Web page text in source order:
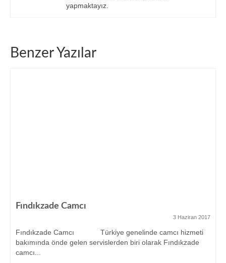
yapmaktayız.
Benzer Yazılar
Fındıkzade Camcı
3 Haziran 2017
Fındıkzade Camcı Türkiye genelinde camcı hizmeti
bakımında önde gelen servislerden biri olarak Fındıkzade
camcı...